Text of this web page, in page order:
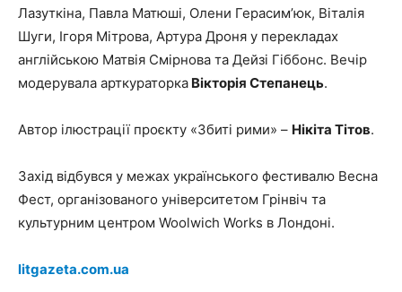
Лазуткіна, Павла Матюші, Олени Герасим’юк, Віталія
Шуги, Ігоря Мітрова, Артура Дроня у перекладах
англійською Матвія Смірнова та Дейзі Гіббонс. Вечір
модерувала арткураторка Вікторія Степанець.
Автор ілюстрації проєкту «Збиті рими» – Нікіта Тітов.
Захід відбувся у межах українського фестивалю Весна
Фест, організованого університетом Грінвіч та
культурним центром Woolwich Works в Лондоні.
litgazeta.com.ua